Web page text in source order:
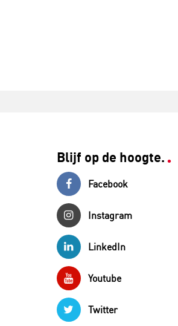
Blijf op de hoogte.
Facebook
Instagram
LinkedIn
Youtube
Twitter